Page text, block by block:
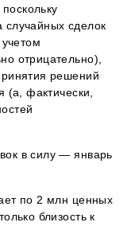
случайных сделок
отрицательно),
решений
(а, фактически,
в силу — январь
по 2 млн ценных
близость к